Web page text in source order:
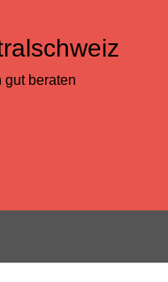
gut beraten